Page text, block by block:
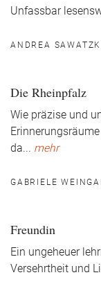
Unfassbar
ANDREA
Die Rheinpfalz
Wie präzise und
da... mehr
GABRIELE
Freundin
Ein ungeheuer
Versehrtheit und